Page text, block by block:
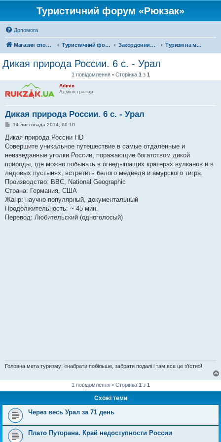
Туристичний форум «Рюкзак»
Допомога
Магазин спорядження Туристичний форум «Рюкзак» Закордонний туризм Туризм на московії
Дикая природа России. 6 с. - Урал
1 повідомлення • Сторінка 1 з 1
Admin
Адміністратор
Дикая природа России. 6 с. - Урал
П
в
д
о
л
е
н
н
я
14 листопада 2014, 00:10
Дикая природа России HD
Совершите уникальное путешествие в самые отдаленные и
неизведанные уголки России, поражающие богатством дикой
природы, где можно побывать в огнедышащих кратерах вулканов и в
ледовых пустынях, встретить белого медведя и амурского тигра.
Производство: BBC, National Geographic
Страна: Германия, США
Жанр: научно-популярный, документальный
Продолжительность: ~ 45 мин.
Перевод: Любительский (одноголосый)
Головна мета туризму: «набрати побільше, забрати подалі і там все це з'їсти»!
1 повідомлення • Сторінка 1 з 1
Схожі теми
Через весь Урал за 71 день
Плато Путорана. Край недоступности России